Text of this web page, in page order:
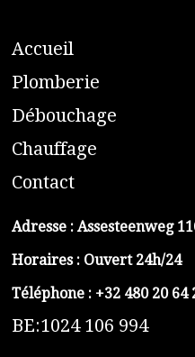
Accueil
​Plomberie
Débouchage
Chauffage
Contact
Adresse : Assesteenweg
Horaires : Ouvert 24h/24
Téléphone : +32 480 20 64
BE:1024 106 994